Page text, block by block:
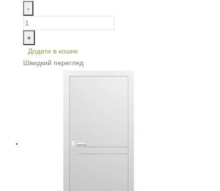
-
+
Додати в кошик
Швидкий перегляд